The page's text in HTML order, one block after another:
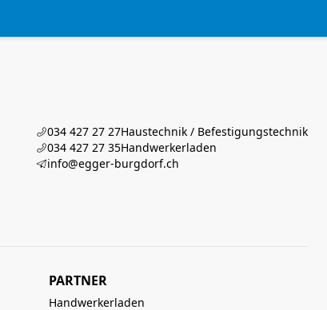
034 427 27 27Haustechnik / Befestigungstechnik
034 427 27 35Handwerkerladen
info@egger-burgdorf.ch
PARTNER
Handwerkerladen